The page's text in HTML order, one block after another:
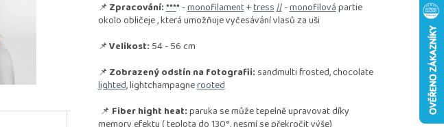
📌Zpracování:****-monofilament+tress//-monofilovápartie
okolo obličeje , která umožňuje vyčesávání vlasů za uši
📌Velikost: 54 - 56 cm
📌Zobrazený odstín na fotografii: sandmulti frosted, chocolate
lighted, lightchampagnerooted
📌 Fiber hight heat:paruka se může tepelně upravovat díky